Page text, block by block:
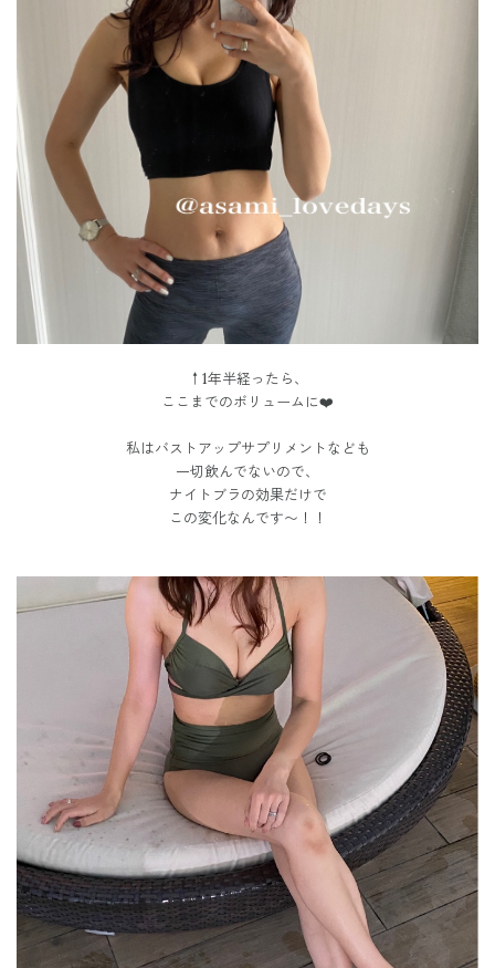
↑1年半経ったら、
ここまでのボリュームに❤️
私はバストアップサプリメントなども
一切飲んでないので、
ナイトブラの効果だけで
この変化なんです〜！！